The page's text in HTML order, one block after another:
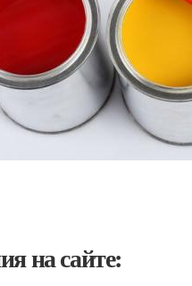
на сайте: